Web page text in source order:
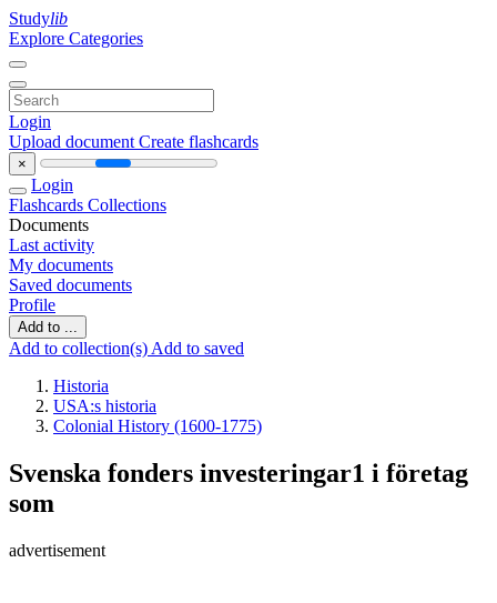
Studylib
Explore Categories
Login
Upload document Create flashcards
×
Login
Flashcards Collections
Documents
Last activity
My documents
Saved documents
Profile
Add to ...
Add to collection(s) Add to saved
Historia
USA:s historia
Colonial History (1600-1775)
Svenska fonders investeringar1 i företag
som
advertisement